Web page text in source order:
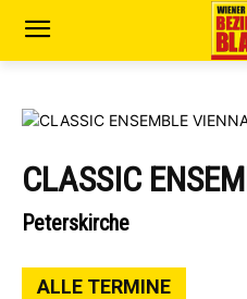
CLASSIC
Peterskirche
ALLE TERMINE